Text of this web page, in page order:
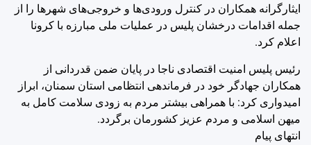
ایثارگرانه همکاران در کنترل ورودی‌ها و خروجی‌های شهرها را از
جمله اقدامات درخشان پلیس در عملیات ملی مبارزه با کرونا
اعلام کرد.
رئیس پلیس امنیت اقتصادی ناجا در پایان ضمن قدردانی از
همکاران جهادگر خود در فرماندهی انتظامی استان سمنان، ابراز
امیدواری کرد: با همراهی بیشتر مردم به زودی سلامت کامل به
میهن اسلامی و مردم عزیز کشورمان برگردد.
انتهای پیام